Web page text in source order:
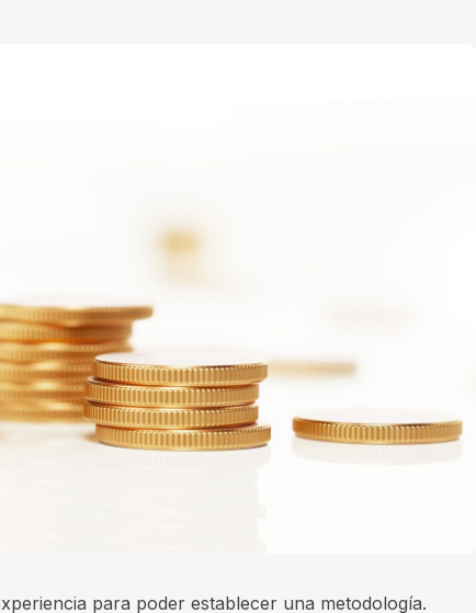
para poder establecer una metodología.